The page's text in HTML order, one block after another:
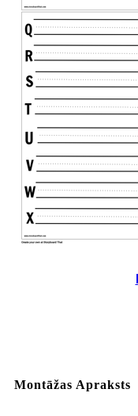
Montāžas Apraksts